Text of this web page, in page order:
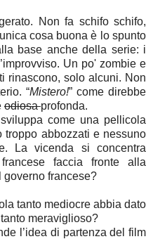
Non fa schifo schifo,
cosa buona è lo spunto
base anche della serie: i
Un po' zombie e
rinascono, solo alcuni. Non
“Mistero!” come direbbe
odiosaprofonda.
come una pellicola
abbozzati e nessuno
La vicenda si concentra
faccia fronte alla
francese?
tanto mediocre abbia dato
meraviglioso?
l’idea di partenza del film